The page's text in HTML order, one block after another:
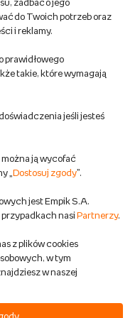
zadbać o jego
do Twoich potrzeb oraz
i reklamy.
prawidłowego
takie, które wymagają
jeśli jesteś
ją wycofać
„ Dostosuj zgody”.
jest Empik S.A.
przypadkach nasi Partnerzy.
z plików cookies
w tym
w naszej